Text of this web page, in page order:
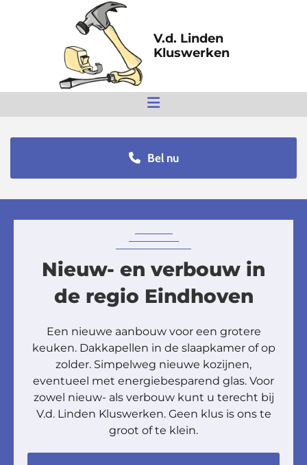
V.d. Linden
Kluswerken
Bel nu
Nieuw- en verbouw in
de regio Eindhoven
Een nieuwe aanbouw voor een grotere
keuken. Dakkapellen in de slaapkamer of op
zolder. Simpelweg nieuwe kozijnen,
eventueel met energiebesparend glas. Voor
zowel nieuw- als verbouw kunt u terecht bij
V.d. Linden Kluswerken. Geen klus is ons te
groot of te klein.